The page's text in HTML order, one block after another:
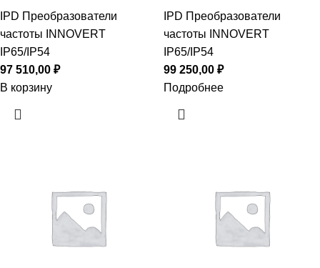
IPD Преобразователи
частоты INNOVERT
IP65/IP54
97 510,00 ₽
В корзину
IPD Преобразователи
частоты INNOVERT
IP65/IP54
99 250,00 ₽
Подробнее